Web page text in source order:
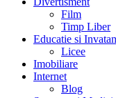
Film
Timp Liber
Educatie si
Licee
Imobiliare
Internet
Blog